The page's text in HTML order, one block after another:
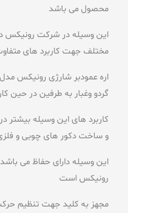
محصول می باشد
این وسیله در شرکت رونیکس
مختلف جهت کاربرد های
گردو وغبار به طرفین در حین کار
کاربرد های این وسیله بیشتر
و ساخت دکور های چوبی و
رونیکس است
مجهز به کلید جهت تنظیم